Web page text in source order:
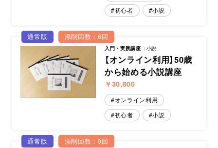
スクールマガジン
コンセプト
受講の流れ
ニュース
資料請求／お問い合わせ
初心者
小説
通常版 添削回数：6回
入門・実践講座 小説
【オンライン利用】50歳
から始める小説講座
￥30,800
オンライン利用
初心者
小説
通常版 添削回数：9回